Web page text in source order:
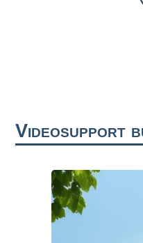
Videosupport